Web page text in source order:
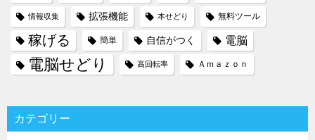
情報収集 拡張機能 本せどり 無料ツール
稼げる 簡単 自信がつく 電脳
電脳せどり 高回転率 Ａｍａｚｏｎ
カテゴリー